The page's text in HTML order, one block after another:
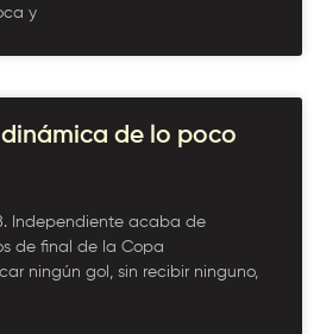
y
de lo poco
Independiente acaba de
de final de la Copa
ningún gol, sin recibir ninguno,